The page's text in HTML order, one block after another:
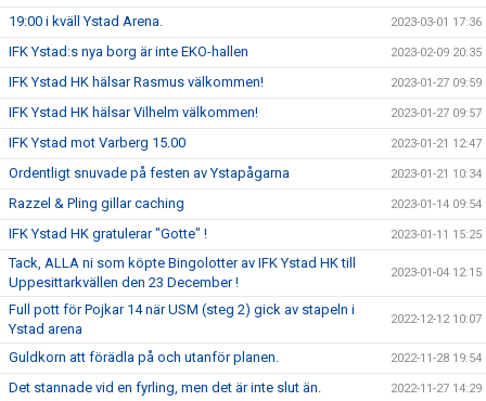
19:00 i kväll Ystad Arena. 2023-03-01 17:36
IFK Ystad:s nya borg är inte EKO-hallen 2023-02-09 20:35
IFK Ystad HK hälsar Rasmus välkommen! 2023-01-27 09:59
IFK Ystad HK hälsar Vilhelm välkommen! 2023-01-27 09:57
IFK Ystad mot Varberg 15.00 2023-01-21 12:47
Ordentligt snuvade på festen av Ystapågarna 2023-01-21 10:34
Razzel & Pling gillar caching 2023-01-14 09:54
IFK Ystad HK gratulerar "Gotte" ! 2023-01-11 15:25
Tack, ALLA ni som köpte Bingolotter av IFK Ystad HK till
Uppesittarkvällen den 23 December !
2023-01-04 12:15
Full pott för Pojkar 14 när USM (steg 2) gick av stapeln i
Ystad arena
2022-12-12 10:07
Guldkorn att förädla på och utanför planen. 2022-11-28 19:54
Det stannade vid en fyrling, men det är inte slut än. 2022-11-27 14:29